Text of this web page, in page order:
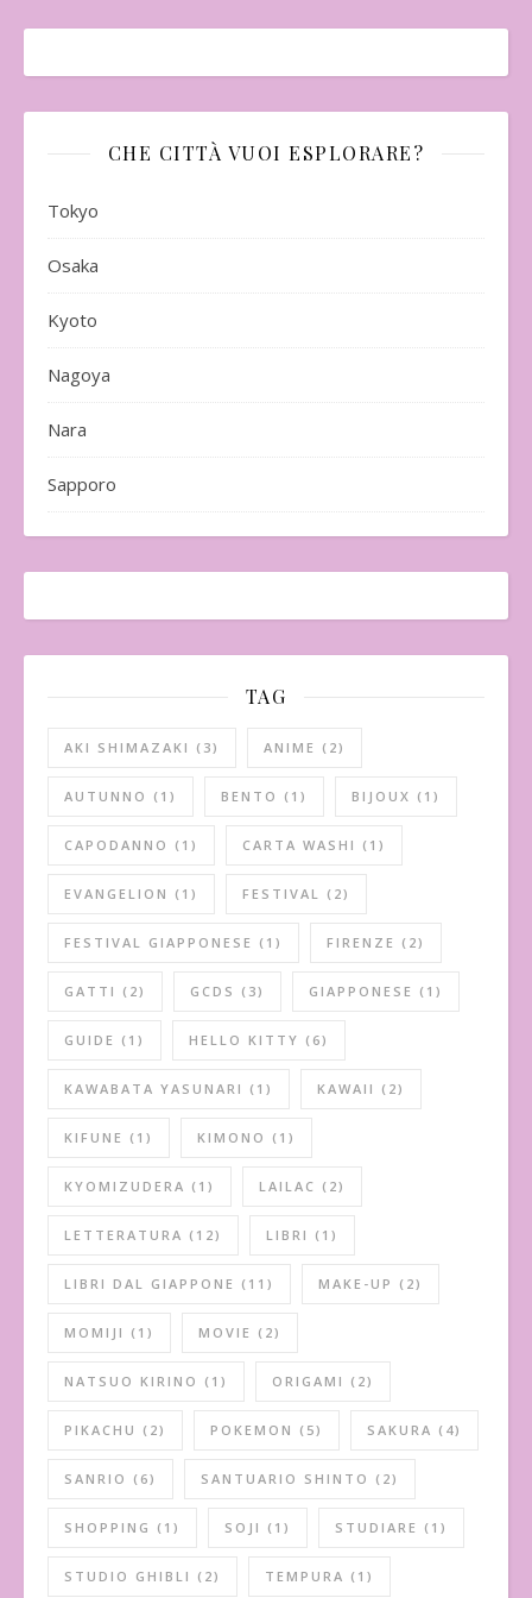
CHE CITTÀ VUOI ESPLORARE?
Tokyo
Osaka
Kyoto
Nagoya
Nara
Sapporo
TAG
AKI SHIMAZAKI (3) ANIME (2)
AUTUNNO (1) BENTO (1) BIJOUX (1)
CAPODANNO (1) CARTA WASHI (1)
EVANGELION (1) FESTIVAL (2)
FESTIVAL GIAPPONESE (1) FIRENZE (2)
GATTI (2) GCDS (3) GIAPPONESE (1)
GUIDE (1) HELLO KITTY (6)
KAWABATA YASUNARI (1) KAWAII (2)
KIFUNE (1) KIMONO (1)
KYOMIZUDERA (1) LAILAC (2)
LETTERATURA (12) LIBRI (1)
LIBRI DAL GIAPPONE (11) MAKE-UP (2)
MOMIJI (1) MOVIE (2)
NATSUO KIRINO (1) ORIGAMI (2)
PIKACHU (2) POKEMON (5) SAKURA (4)
SANRIO (6) SANTUARIO SHINTO (2)
SHOPPING (1) SOJI (1) STUDIARE (1)
STUDIO GHIBLI (2) TEMPURA (1)